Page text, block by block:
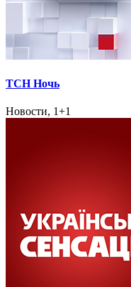
ТСН Ночь
Новости, 1+1